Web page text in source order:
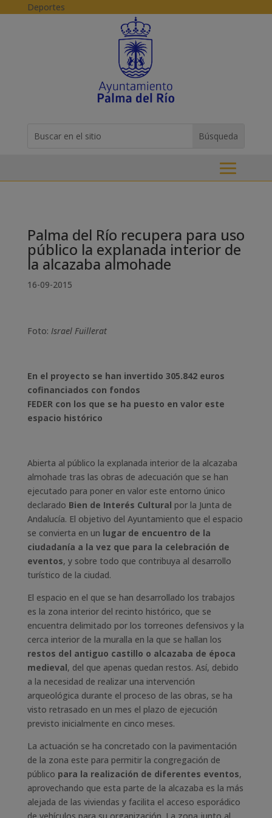
Skip to content
Deportes
for...
Palma del Río recupera para uso
público la explanada interior de
la alcazaba almohade
16-09-2015
Foto: Israel Fuillerat
En el proyecto se han invertido 305.842 euros
cofinanciados con fondos
FEDER con los que se ha puesto en valor este
espacio histórico
Abierta al público la explanada interior de la alcazaba
almohade tras las obras de adecuación que se han
ejecutado para poner en valor este entorno único
declarado Bien de Interés Cultural por la Junta de
Andalucía. El objetivo del Ayuntamiento que el espacio
se convierta en un lugar de encuentro de la
ciudadanía a la vez que para la celebración de
eventos, y sobre todo que contribuya al desarrollo
turístico de la ciudad.
El espacio en el que se han desarrollado los trabajos
es la zona interior del recinto histórico, que se
encuentra delimitado por los torreones defensivos y la
cerca interior de la muralla en la que se hallan los
restos del antiguo castillo o alcazaba de época
medieval, del que apenas quedan restos. Así, debido
a la necesidad de realizar una intervención
arqueológica durante el proceso de las obras, se ha
visto retrasado en un mes el plazo de ejecución
previsto inicialmente en cinco meses.
La actuación se ha concretado con la pavimentación
de la zona este para permitir la congregación de
público para la realización de diferentes eventos,
aprovechando que esta parte de la alcazaba es la más
alejada de las viviendas y facilita el acceso esporádico